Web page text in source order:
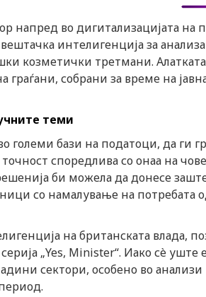
напред во дигитализацијата на
интелигенција за
козметички третмани.
собрани за време на
теми
големи бази на податоци, да ги
споредлива со онаа на
би можела да донесе
со намалување на потребата
на британската влада,
„Yes, Minister“. Иако сè уште
сектори, особено во анализи